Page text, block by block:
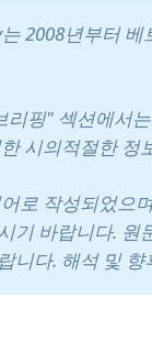
2008년부터
리핑" 섹션에서
시의적절한 정
로 작성되었으
기 바랍니다. 원
니다. 해석 및